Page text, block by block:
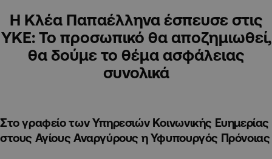
Η Κλέα Παπαέλληνα έσπευσε στις
ΥΚΕ: Το προσωπικό θα αποζημιωθεί,
θα δούμε το θέμα ασφάλειας
συνολικά
Στο γραφείο των Υπηρεσιών Κοινωνικής Ευημερίας
στους Αγίους Αναργύρους η Υφυπουργός Πρόνοιας